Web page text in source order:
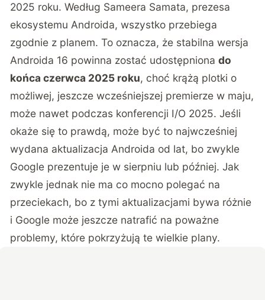
2025 roku. Według Sameera Samata, prezesa
ekosystemu Androida, wszystko przebiega
zgodnie z planem. To oznacza, że stabilna wersja
Androida 16 powinna zostać udostępnionado
końca czerwca 2025 roku, choć krążą plotki o
możliwej, jeszcze wcześniejszej premierze w maju,
może nawet podczas konferencji I/O 2025. Jeśli
okaże się to prawdą, może być to najwcześniej
wydana aktualizacja Androida od lat, bo zwykle
Google prezentuje je w sierpniu lub później. Jak
zwykle jednak nie ma co mocno polegać na
przeciekach, bo z tymi aktualizacjami bywa różnie
i Google może jeszcze natrafić na poważne
problemy, które pokrzyżują te wielkie plany.